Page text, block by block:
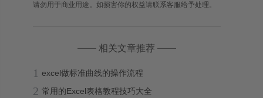
请勿用于商业用途。如损害你的权益请联系客服给予处理。
—— 相关文章推荐 ——
1 excel做标准曲线的操作流程
2 常用的Excel表格教程技巧大全